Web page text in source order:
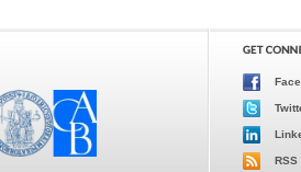
RSS